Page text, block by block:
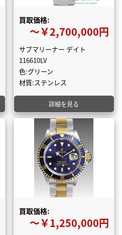
買取価格:
〜￥2,700,000円
サブマリーナー デイト
116610LV
色:グリーン
材質:ステンレス
詳細を見る
買取価格:
〜￥1,250,000円